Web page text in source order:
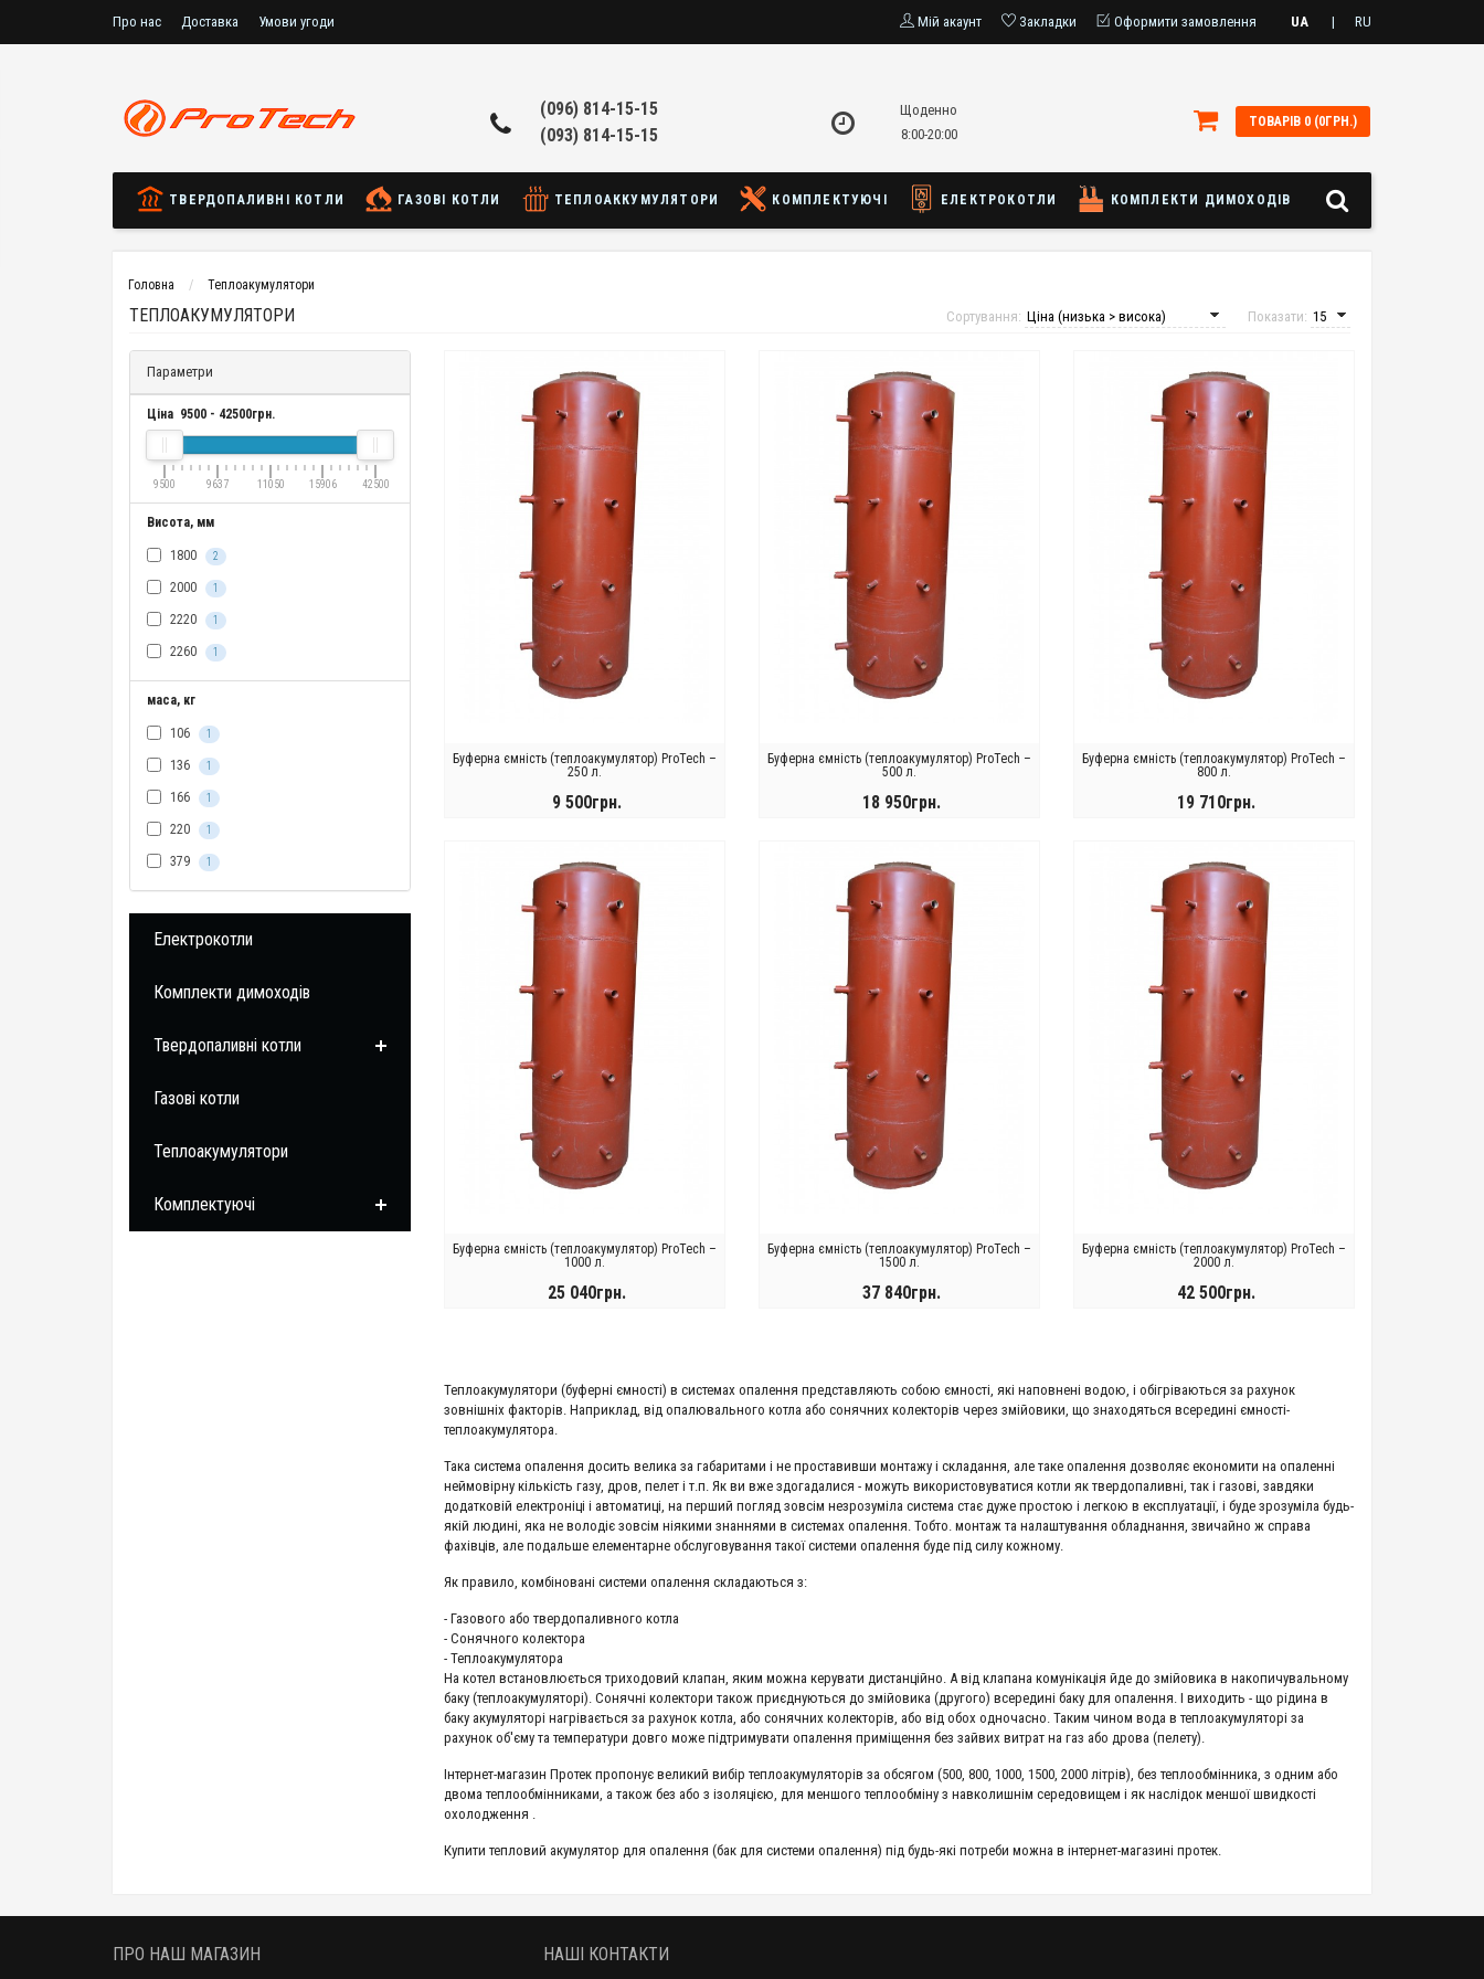
Про нас Доставка Умови угоди Мій акаунт Закладки Оформити замовлення UA | RU
(096) 814-15-15
(093) 814-15-15
Щоденно
8:00-20:00
ТОВАРІВ 0 (0ГРН.)
ТВЕРДОПАЛИВНІ КОТЛИ ГАЗОВІ КОТЛИ ТЕПЛОАККУМУЛЯТОРИ КОМПЛЕКТУЮЧІ ЕЛЕКТРОКОТЛИ КОМПЛЕКТИ ДИМОХОДІВ
Головна Теплоакумулятори
ТЕПЛОАКУМУЛЯТОРИ Показати:
Сортування:
Параметри
Ціна 9500 - 42500грн.
9500 9637 11050 15906 42500
Висота, мм
1800 2
2000 1
2220 1
2260 1
маса, кг
106 1
136 1
166 1
220 1
379 1
Електрокотли
Комплекти димоходів
Твердопаливні котли
Газові котли
Теплоакумулятори
Комплектуючі
Буферна ємність (теплоакумулятор) ProTech –
250 л.
9 500грн.
Буферна ємність (теплоакумулятор) ProTech –
500 л.
18 950грн.
Буферна ємність (теплоакумулятор) ProTech –
800 л.
19 710грн.
Буферна ємність (теплоакумулятор) ProTech –
1000 л.
25 040грн.
Буферна ємність (теплоакумулятор) ProTech –
1500 л.
37 840грн.
Буферна ємність (теплоакумулятор) ProTech –
2000 л.
42 500грн.
Теплоакумулятори (буферні ємності) в системах опалення представляють собою ємності, які наповнені водою, і обігріваються за рахунок
зовнішніх факторів. Наприклад, від опалювального котла або сонячних колекторів через змійовики, що знаходяться всередині ємності-
теплоакумулятора.
Така система опалення досить велика за габаритами і не проставивши монтажу і складання, але таке опалення дозволяє економити на опаленні
неймовірну кількість газу, дров, пелет і т.п. Як ви вже здогадалися - можуть використовуватися котли як твердопаливні, так і газові, завдяки
додатковій електроніці і автоматиці, на перший погляд зовсім незрозуміла система стає дуже простою і легкою в експлуатації, і буде зрозуміла будь-
якій людині, яка не володіє зовсім ніякими знаннями в системах опалення. Тобто. монтаж та налаштування обладнання, звичайно ж справа
фахівців, але подальше елементарне обслуговування такої системи опалення буде під силу кожному.
Як правило, комбіновані системи опалення складаються з:
- Газового або твердопаливного котла
- Сонячного колектора
- Теплоакумулятора
На котел встановлюється триходовий клапан, яким можна керувати дистанційно. А від клапана комунікація йде до змійовика в накопичувальному
баку (теплоакумуляторі). Сонячні колектори також приєднуються до змійовика (другого) всередині баку для опалення. І виходить - що рідина в
баку акумуляторі нагрівається за рахунок котла, або сонячних колекторів, або від обох одночасно. Таким чином вода в теплоакумуляторі за
рахунок об'єму та температури довго може підтримувати опалення приміщення без зайвих витрат на газ або дрова (пелету).
Інтернет-магазин Протек пропонує великий вибір теплоакумуляторів за обсягом (500, 800, 1000, 1500, 2000 літрів), без теплообмінника, з одним або
двома теплообмінниками, а також без або з ізоляцією, для меншого теплообміну з навколишнім середовищем і як наслідок меншої швидкості
охолодження .
Купити тепловий акумулятор для опалення (бак для системи опалення) під будь-які потреби можна в інтернет-магазині протек.
ПРО НАШ МАГАЗИН НАШІ КОНТАКТИ